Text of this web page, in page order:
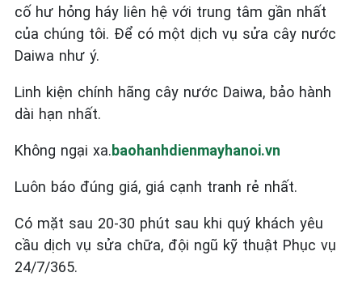
cố hư hỏng háy liên hệ với trung tâm gần nhất
của chúng tôi. Để có một dịch vụ sửa cây nước
Daiwa như ý.
Linh kiện chính hãng cây nước Daiwa, bảo hành
dài hạn nhất.
Không ngại xa.baohanhdienmayhanoi.vn
Luôn báo đúng giá, giá cạnh tranh rẻ nhất.
Có mặt sau 20-30 phút sau khi quý khách yêu
cầu dịch vụ sửa chữa, đội ngũ kỹ thuật Phục vụ
24/7/365.